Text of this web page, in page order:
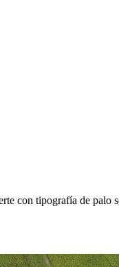
con tipografía de palo